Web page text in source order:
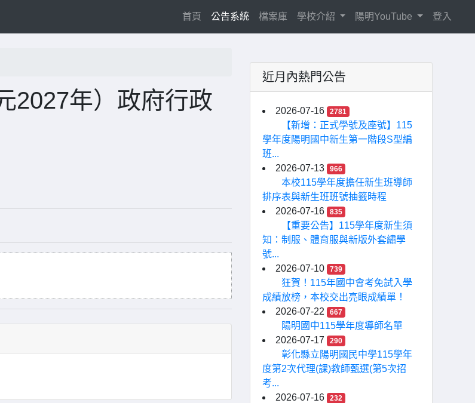
首頁(current)
公告系統 檔案庫 學校介紹 陽明YouTube 登入
2027年）政府行政
近月內熱門公告
2026-07-16 2781
【新增：正式學號及座號】115
學年度陽明國中新生第一階段S型編
班...
2026-07-13
966
本校115學年度擔任新生班導師
排序表與新生班班號抽籤時程
2026-07-16
835
【重要公告】115學年度新生須
知：制服、體育服與新版外套繡學
號...
2026-07-10
739
狂賀！115年國中會考免試入學
成績放榜，本校交出亮眼成績單！
2026-07-22
667
陽明國中115學年度導師名單
2026-07-17
290
彰化縣立陽明國民中學115學年
度第2次代理(課)教師甄選(第5次招
考...
2026-07-16
232